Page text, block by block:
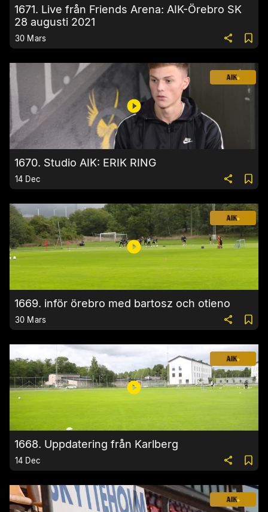
1671. Live från Friends Arena: AIK-Örebro SK
28 augusti 2021
30 Mars
1670. Studio AIK: ERIK RING
14 Dec
1669. inför örebro med bartosz och otieno
30 Mars
1668. Uppdatering från Karlberg
14 Dec